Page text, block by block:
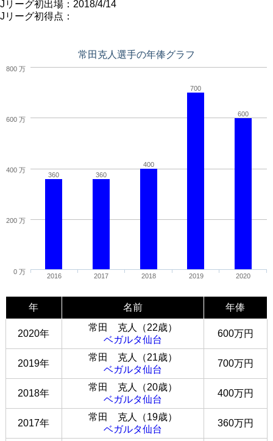
Jリーグ初出場：2018/4/14
Jリーグ初得点：
常田克人選手の年俸グラフ
360 360
400
700
600
2016 2017 2018 2019 2020
0 万
200 万
400 万
600 万
800 万
年 名前 年俸
2020年
常田 克人（22歳）
ベガルタ仙台
600万円
2019年
常田 克人（21歳）
ベガルタ仙台
700万円
2018年
常田 克人（20歳）
ベガルタ仙台
400万円
2017年
常田 克人（19歳）
ベガルタ仙台
360万円